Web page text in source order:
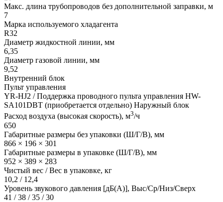
Макс. длина трубопроводов без дополнительной заправки, м
7
Марка используемого хладагента
R32
Диаметр жидкостной линии, мм
6,35
Диаметр газовой линии, мм
9,52
Внутренний блок
Пульт управления
YR-HJ2 / Поддержка проводного пульта управления HW-
SA101DBT (приобретается отдельно) Наружный блок
Расход воздуха (высокая скорость), м3/ч
650
Габаритные размеры без упаковки (Ш/Г/В), мм
866 × 196 × 301
Габаритные размеры в упаковке (Ш/Г/В), мм
952 × 389 × 283
Чистый вес / Вес в упаковке, кг
10,2 / 12,4
Уровень звукового давления [дБ(А)], Выс/Ср/Низ/Сверх
41 / 38 / 35 / 30